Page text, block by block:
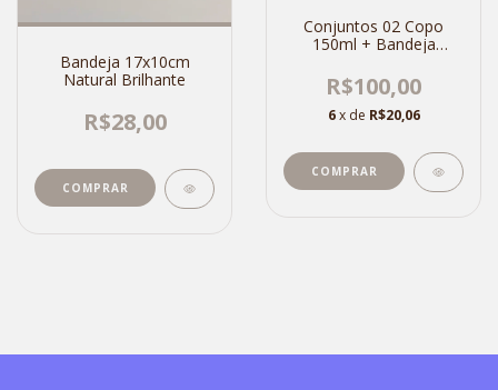
Bandeja 17x10cm
Natural Brilhante
R$28,00
Conjuntos 02 Copo
150ml + Bandeja
R$100,00
6 x de R$20,06